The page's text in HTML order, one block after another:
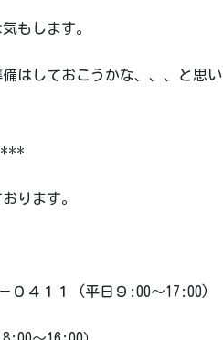
もします。
はしておこうかな、、、と思い
ります。
０４１１ (平日９:00～17:00)